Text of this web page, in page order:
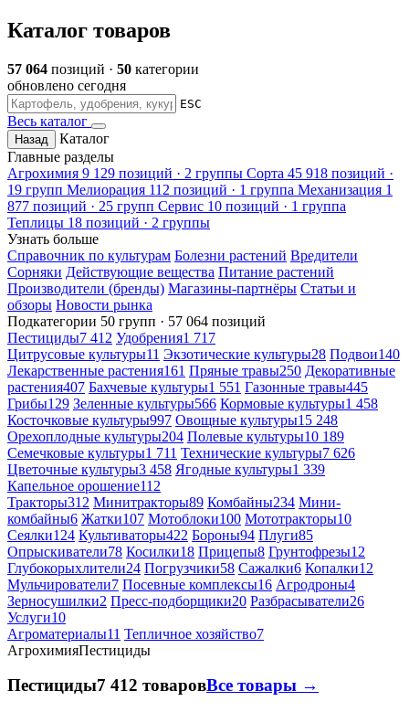
Каталог товаров
57 064 позиций · 50 категории
обновлено сегодня
ESC
Весь каталог
Назад
Каталог
Главные разделы
Агрохимия 9 129 позиций · 2 группы Сорта 45 918 позиций ·
19 групп Мелиорация 112 позиций · 1 группа Механизация 1
877 позиций · 25 групп Сервис 10 позиций · 1 группа
Теплицы 18 позиций · 2 группы
Узнать больше
Справочник по культурам Болезни растений Вредители
Сорняки Действующие вещества Питание растений
Производители (бренды) Магазины-партнёры Статьи и
обзоры Новости рынка
Подкатегории 50 групп · 57 064 позиций
Пестициды7 412 Удобрения1 717
Цитрусовые культуры11 Экзотические культуры28 Подвои140
Лекарственные растения161 Пряные травы250 Декоративные
растения407 Бахчевые культуры1 551 Газонные травы445
Грибы129 Зеленные культуры566 Кормовые культуры1 458
Косточковые культуры997 Овощные культуры15 248
Орехоплодные культуры204 Полевые культуры10 189
Семечковые культуры1 711 Технические культуры7 626
Цветочные культуры3 458 Ягодные культуры1 339
Капельное орошение112
Тракторы312 Минитракторы89 Комбайны234 Мини-
комбайны6 Жатки107 Мотоблоки100 Мототракторы10
Сеялки124 Культиваторы422 Бороны94 Плуги85
Опрыскиватели78 Косилки18 Прицепы8 Грунтофрезы12
Глубокорыхлители24 Погрузчики58 Сажалки6 Копалки12
Мульчирователи7 Посевные комплексы16 Агродроны4
Зерносушилки2 Пресс-подборщики20 Разбрасыватели26
Услуги10
Агроматериалы11 Тепличное хозяйство7
АгрохимияПестициды
Пестициды7 412 товаровВсе товары →